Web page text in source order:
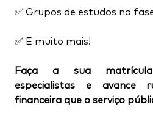
✅ Grupos de estudos na
✅ E muito mais!
Faça a sua
especialistas e avance
financeira que o serviço